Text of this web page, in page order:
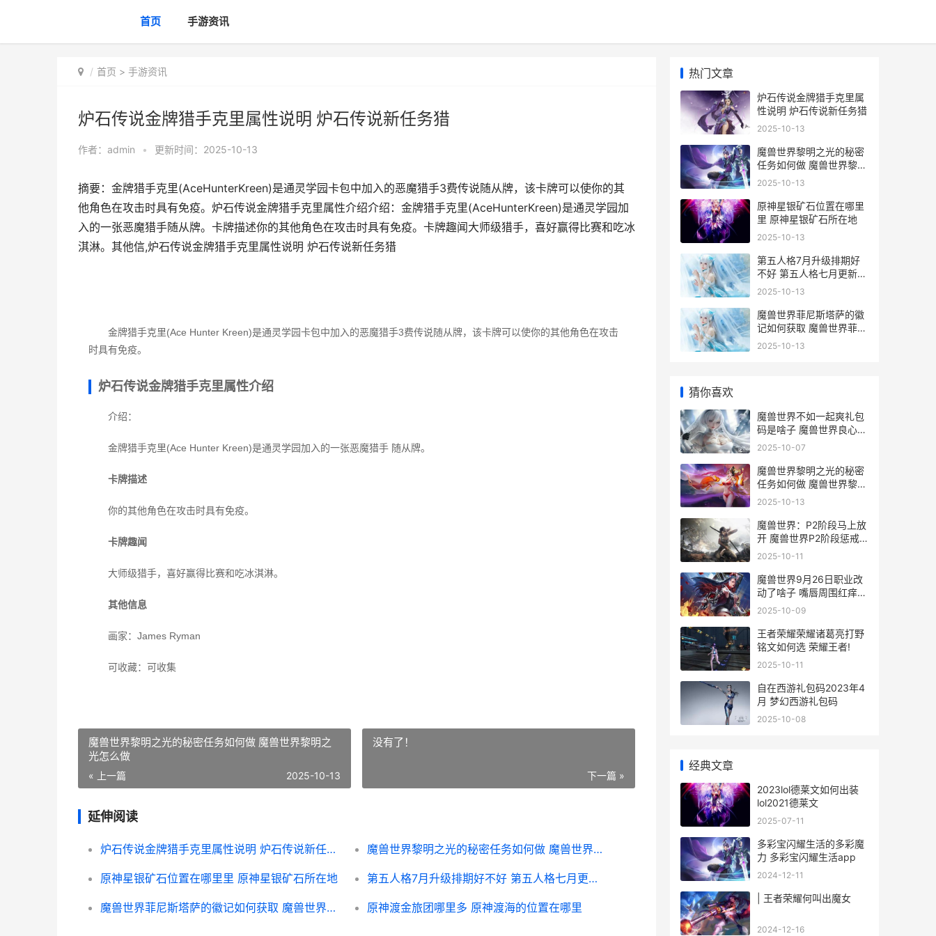
首页 手游资讯
首页 > 手游资讯
炉石传说金牌猎手克里属性说明 炉石传说新任务猎
作者： admin • 更新时间：2025-10-13
摘要：金牌猎手克里(AceHunterKreen)是通灵学园卡包中加入的恶魔猎手3费传说随从牌，该卡牌可以使你的其
他角色在攻击时具有免疫。炉石传说金牌猎手克里属性介绍介绍：金牌猎手克里(AceHunterKreen)是通灵学园加
入的一张恶魔猎手随从牌。卡牌描述你的其他角色在攻击时具有免疫。卡牌趣闻大师级猎手，喜好赢得比赛和吃冰
淇淋。其他信,炉石传说金牌猎手克里属性说明 炉石传说新任务猎
金牌猎手克里(Ace Hunter Kreen)是通灵学园卡包中加入的恶魔猎手3费传说随从牌，该卡牌可以使你的其他角色在攻击
时具有免疫。
炉石传说金牌猎手克里属性介绍
介绍：
金牌猎手克里(Ace Hunter Kreen)是通灵学园加入的一张恶魔猎手 随从牌。
卡牌描述
你的其他角色在攻击时具有免疫。
卡牌趣闻
大师级猎手，喜好赢得比赛和吃冰淇淋。
其他信息
画家：James Ryman
可收藏：可收集
魔兽世界黎明之光的秘密任务如何做 魔兽世界黎明之
光怎么做
« 上一篇 2025-10-13
没有了！
下一篇 »
延伸阅读
炉石传说金牌猎手克里属性说明 炉石传说新任务猎 魔兽世界黎明之光的秘密任务如何做 魔兽世界黎明之光怎么做
原神星银矿石位置在哪里里 原神星银矿石所在地 第五人格7月升级排期好不好 第五人格七月更新预告
魔兽世界菲尼斯塔萨的徽记如何获取 魔兽世界菲拉斯任务大全 原神渡金旅团哪里多 原神渡海的位置在哪里
热门文章
炉石传说金牌猎手克里属
性说明 炉石传说新任务猎
2025-10-13
魔兽世界黎明之光的秘密
任务如何做 魔兽世界黎明
之光怎么做
2025-10-13
原神星银矿石位置在哪里
里 原神星银矿石所在地
2025-10-13
第五人格7月升级排期好
不好 第五人格七月更新预
告
2025-10-13
魔兽世界菲尼斯塔萨的徽
记如何获取 魔兽世界菲拉
斯任务大全
2025-10-13
猜你喜欢
魔兽世界不如一起爽礼包
码是啥子 魔兽世界良心
吗-
2025-10-07
魔兽世界黎明之光的秘密
任务如何做 魔兽世界黎明
之光怎么做
2025-10-13
魔兽世界：P2阶段马上放
开 魔兽世界P2阶段惩戒
骑士选择那些武器
2025-10-11
魔兽世界9月26日职业改
动了啥子 嘴唇周围红痒是
怎么回事
2025-10-09
王者荣耀荣耀诸葛亮打野
铭文如何选 荣耀王者!
2025-10-11
自在西游礼包码2023年4
月 梦幻西游礼包码
2025-10-08
经典文章
2023lol德莱文如何出装
lol2021德莱文
2025-07-11
多彩宝闪耀生活的多彩魔
力 多彩宝闪耀生活app
2024-12-11
| 王者荣耀何叫出魔女
2024-12-16